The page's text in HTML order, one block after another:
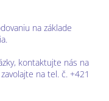
na základe
kontaktujte nás na
na tel. č. +421